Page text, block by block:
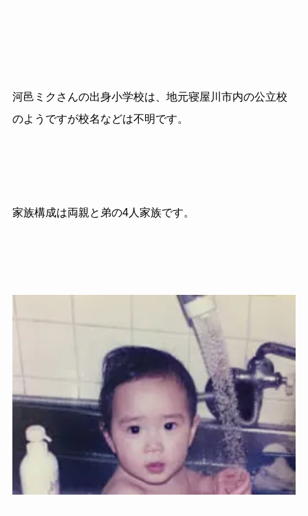
河邑ミクさんの出身小学校は、地元寝屋川市内の公立校
のようですが校名などは不明です。
家族構成は両親と弟の4人家族です。